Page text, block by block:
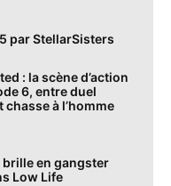
par StellarSisters
: la scène d’action
6, entre duel
à l’homme
brille en gangster
Low Life